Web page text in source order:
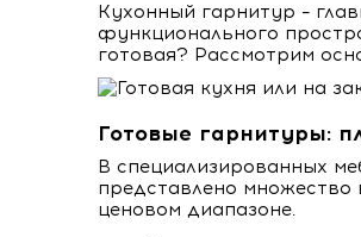
Кухонный гарнитур –
функционального
готовая? Рассмотрим
Готовые гарнитуры:
В специализированных
представлено
ценовом диапазоне.